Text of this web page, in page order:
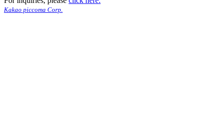
Kakao piccoma Corp.